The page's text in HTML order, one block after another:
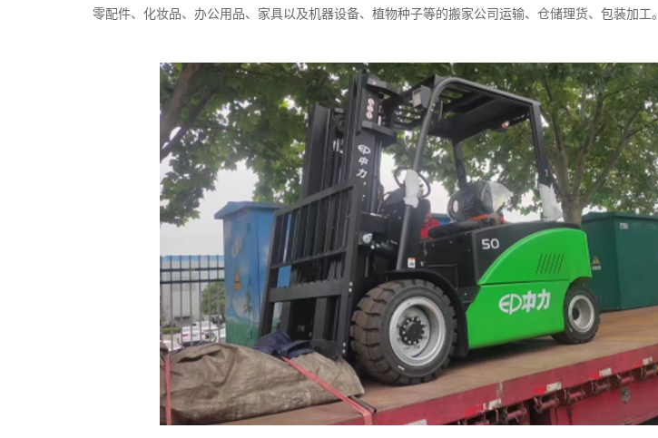
零配件、化妆品、办公用品、家具以及机器设备、植物种子等的搬家公司运输、仓储理货、包装加工。